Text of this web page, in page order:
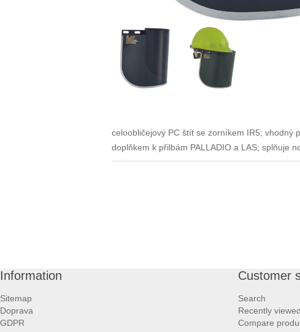
celoobličejový PC štít se zorníkem IR5; vhodný
doplňkem k přilbám PALLADIO a LAS; splňuje
Information
Sitemap
Doprava
GDPR
Customer
Search
Recently
Compare